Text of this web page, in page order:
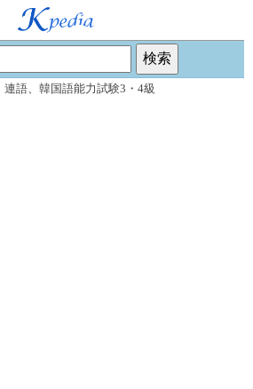
連語、 韓国語能力試験3・4級